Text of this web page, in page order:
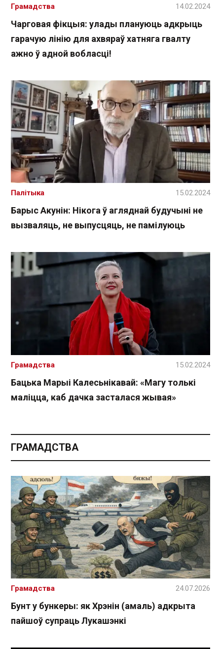
Чарговая фікцыя: улады плануюць адкрыць
гарачую лінію для ахвяраў хатняга гвалту
ажно ў адной вобласці!
Грамадства 14.02.2024
Барыс Акунін: Нікога ў агляднай будучыні не
вызваляць, не выпусцяць, не памілуюць
Палітыка 15.02.2024
Бацька Марыі Калесьнікавай: «Магу толькі
маліцца, каб дачка засталася жывая»
Грамадства 15.02.2024
ГРАМАДСТВА
Бунт у бункеры: як Хрэнін (амаль) адкрыта
пайшоў супраць Лукашэнкі
Грамадства 24.07.2026